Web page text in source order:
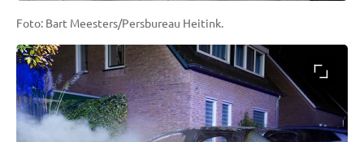
Foto: Bart Meesters/Persbureau Heitink.